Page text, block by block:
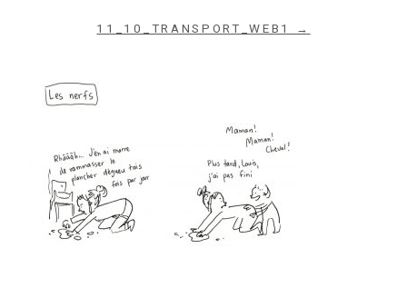
11_10_TRANSPORT_WEB1 →